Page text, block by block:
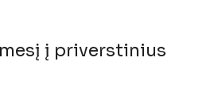
į priverstinius